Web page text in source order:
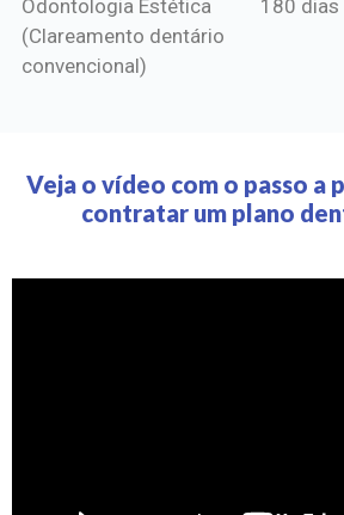
Odontologia Estética
(Clareamento dentário
convencional)
180 dias
Veja o vídeo com o passo a
contratar um plano